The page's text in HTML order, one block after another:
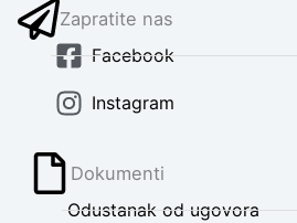
Zapratite nas
Facebook
Instagram
Dokumenti
Odustanak od ugovora